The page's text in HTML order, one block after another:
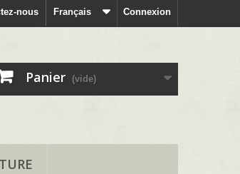
Connexion
Français
nous
Panier (vide)